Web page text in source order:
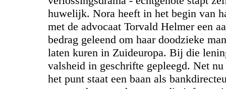
huwelijk. Nora heeft in het begin van
met de advocaat Torvald Helmer een
bedrag geleend om haar doodzieke
laten kuren in Zuideuropa. Bij die
valsheid in geschrifte gepleegd. Net nu
het punt staat een baan als